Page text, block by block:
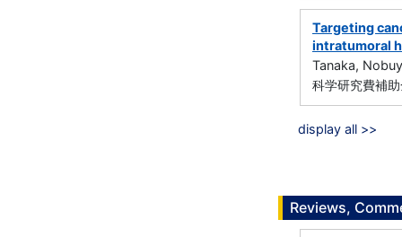
Targeting
intratumoral
Tanaka,
科学研究費補
display all >>
Reviews,